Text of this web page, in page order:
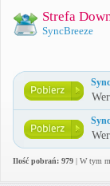
Strefa
SyncBreeze
Ilość pobrań: 979 | W tym